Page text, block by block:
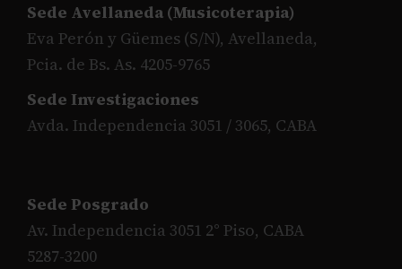
Sede Avellaneda (Musicoterapia)
Eva Perón y Güemes (S/N), Avellaneda,
Pcia. de Bs. As. 4205-9765
Sede Investigaciones
Avda. Independencia 3051 / 3065, CABA
Sede Posgrado
Av. Independencia 3051 2° Piso, CABA
5287-3200